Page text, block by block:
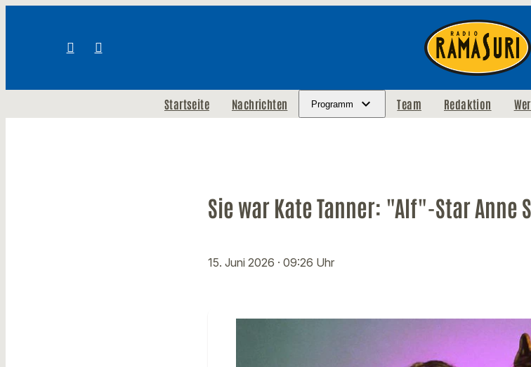
Startseite Nachrichten Programm Team Redaktion
Sie war Kate Tanner: "Alf"-Star Anne
15. Juni 2026 · 09:26 Uhr